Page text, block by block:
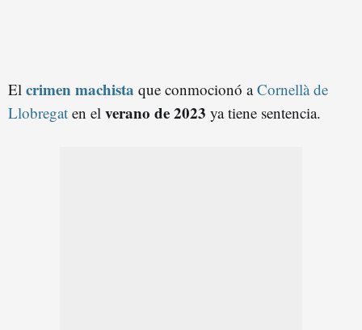
El crimen machista que conmocionó aCornellà de
Llobregat en el verano de 2023 ya tiene sentencia.